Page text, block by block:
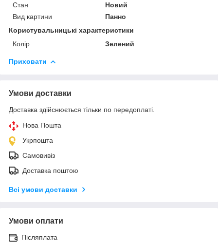
Стан
Новий
Вид картини
Панно
Користувальницькі характеристики
Колір
Зелений
Приховати
Умови доставки
Доставка здійснюється тільки по передоплаті.
Нова Пошта
Укрпошта
Самовивіз
Доставка поштою
Всі умови доставки
Умови оплати
Післяплата